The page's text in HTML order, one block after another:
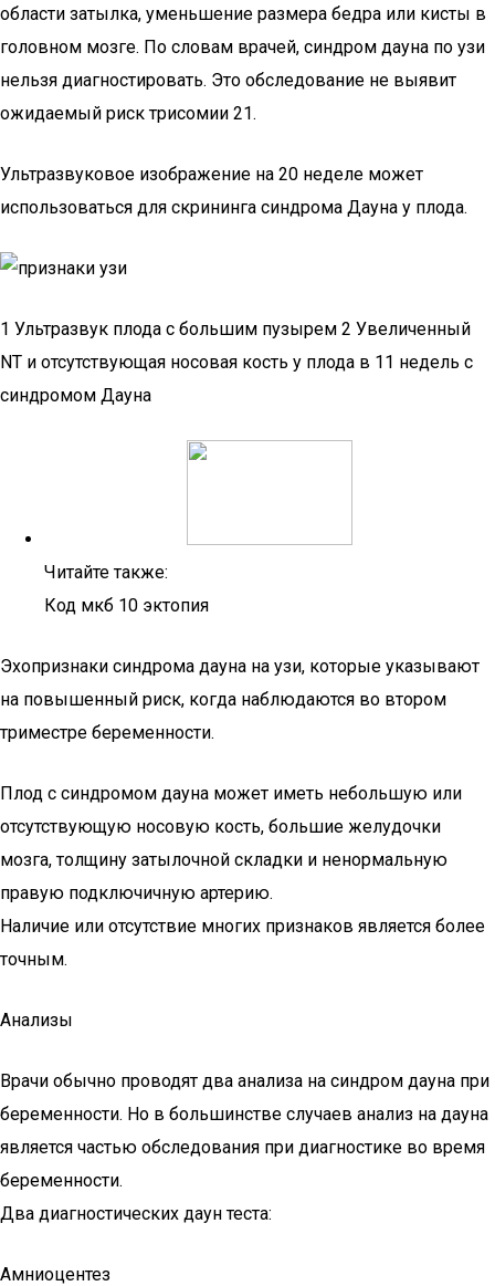
области затылка, уменьшение размера бедра или кисты в
головном мозге. По словам врачей, синдром дауна по узи
нельзя диагностировать. Это обследование не выявит
ожидаемый риск трисомии 21.
Ультразвуковое изображение на 20 неделе может
использоваться для скрининга синдрома Дауна у плода.
1 Ультразвук плода с большим пузырем 2 Увеличенный
NT и отсутствующая носовая кость у плода в 11 недель с
синдромом Дауна
Читайте также:
Код мкб 10 эктопия
Эхопризнаки синдрома дауна на узи, которые указывают
на повышенный риск, когда наблюдаются во втором
триместре беременности.
Плод с синдромом дауна может иметь небольшую или
отсутствующую носовую кость, большие желудочки
мозга, толщину затылочной складки и ненормальную
правую подключичную артерию.
Наличие или отсутствие многих признаков является более
точным.
Анализы
Врачи обычно проводят два анализа на синдром дауна при
беременности. Но в большинстве случаев анализ на дауна
является частью обследования при диагностике во время
беременности.
Два диагностических даун теста:
Амниоцентез